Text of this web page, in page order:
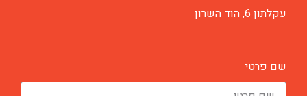
עקלתון 6, הוד השרון
שם פרטי